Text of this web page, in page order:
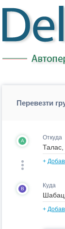
Перевезти
A Откуда
+
B Куда
+